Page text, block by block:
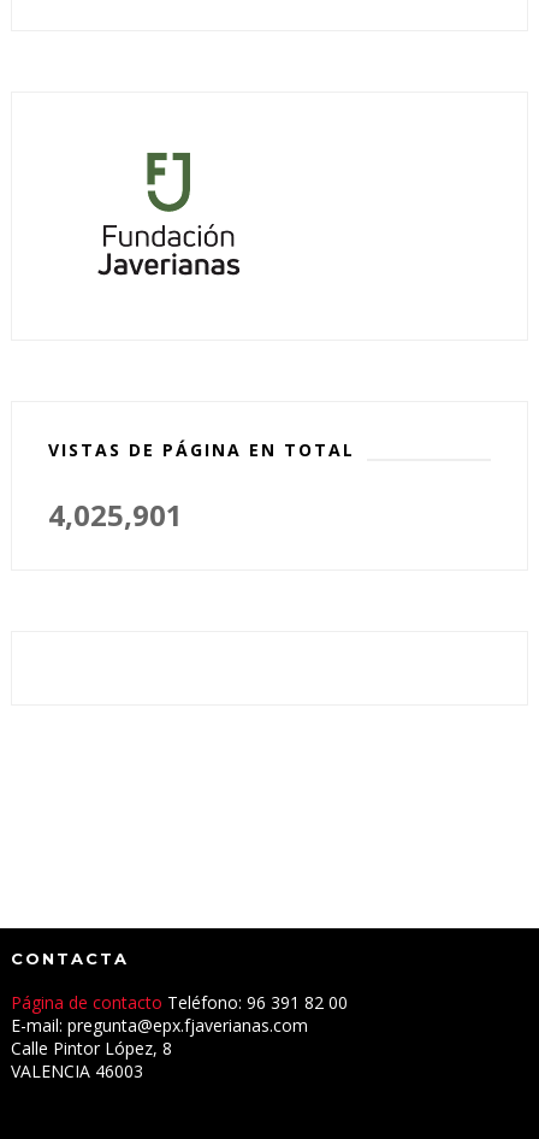
VISTAS DE PÁGINA EN TOTAL
4,025,901
CONTACTA
Página de contacto Teléfono: 96 391 82 00
E-mail: pregunta@epx.fjaverianas.com
Calle Pintor López, 8
VALENCIA 46003